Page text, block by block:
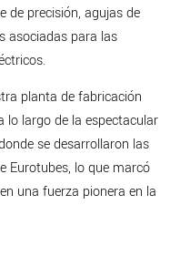
de precisión, agujas de
asociadas para las
planta de fabricación
lo largo de la espectacular
se desarrollaron las
Eurotubes, lo que marcó
una fuerza pionera en la